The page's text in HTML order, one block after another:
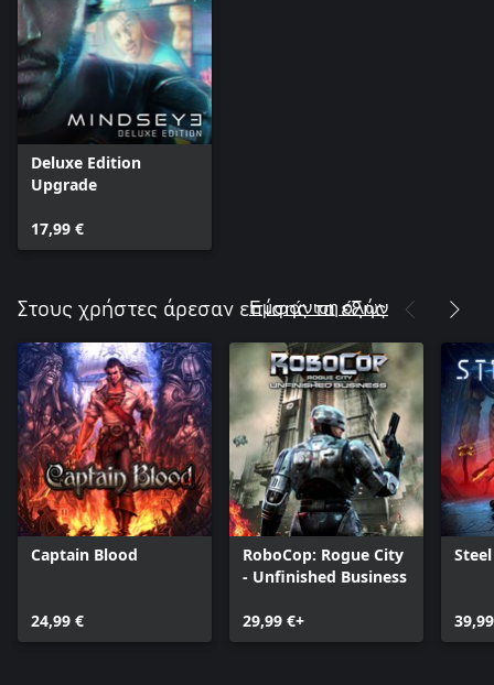
Deluxe Edition
Upgrade
17,99 €
Στους χρήστες άρεσαν επίσης τα εξής
Εμφάνιση όλων
Captain Blood
24,99 €
RoboCop: Rogue City
- Unfinished Business
29,99 €+